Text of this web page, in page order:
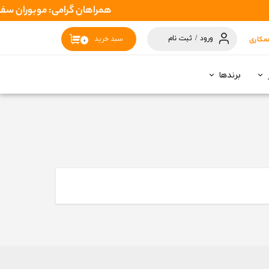
برندها
۰ سبد خرید ورود / ثبت نام
همراهان گرامی: موبوران سفارشات شما را در اسرع وقت ( 1 تا 2 روز کاری